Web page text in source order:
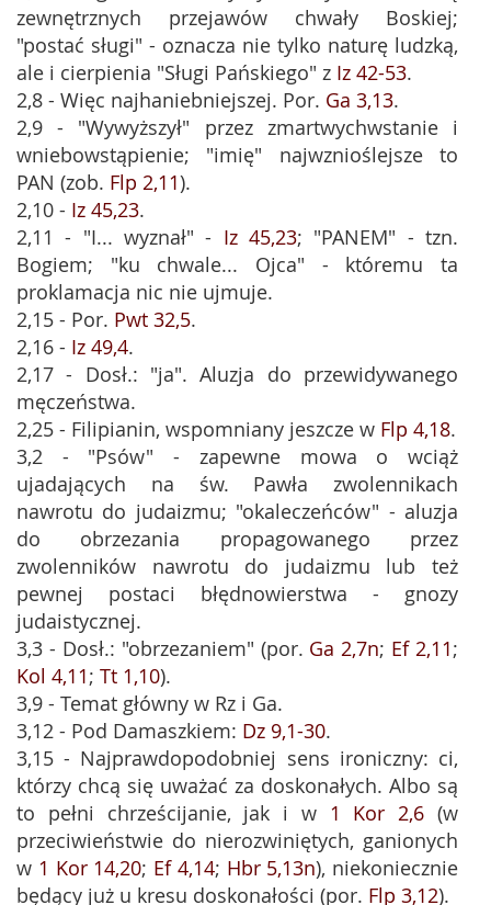
zewnętrznych przejawów chwały Boskiej;
"postać sługi" - oznacza nie tylko naturę ludzką,
ale i cierpienia "Sługi Pańskiego" z Iz 42-53.
2,8 - Więc najhaniebniejszej. Por. Ga 3,13.
2,9 - "Wywyższył" przez zmartwychwstanie i
wniebowstąpienie; "imię" najwznioślejsze to
PAN (zob. Flp 2,11).
2,10 - Iz 45,23.
2,11 - "I... wyznał" - Iz 45,23; "PANEM" - tzn.
Bogiem; "ku chwale... Ojca" - któremu ta
proklamacja nic nie ujmuje.
2,15 - Por. Pwt 32,5.
2,16 - Iz 49,4.
2,17 - Dosł.: "ja". Aluzja do przewidywanego
męczeństwa.
2,25 - Filipianin, wspomniany jeszcze w Flp 4,18.
3,2 - "Psów" - zapewne mowa o wciąż
ujadających na św. Pawła zwolennikach
nawrotu do judaizmu; "okaleczeńców" - aluzja
do obrzezania propagowanego przez
zwolenników nawrotu do judaizmu lub też
pewnej postaci błędnowierstwa - gnozy
judaistycznej.
3,3 - Dosł.: "obrzezaniem" (por. Ga 2,7n; Ef 2,11;
Kol 4,11; Tt 1,10).
3,9 - Temat główny w Rz i Ga.
3,12 - Pod Damaszkiem: Dz 9,1-30.
3,15 - Najprawdopodobniej sens ironiczny: ci,
którzy chcą się uważać za doskonałych. Albo są
to pełni chrześcijanie, jak i w 1 Kor 2,6 (w
przeciwieństwie do nierozwiniętych, ganionych
w 1 Kor 14,20; Ef 4,14; Hbr 5,13n), niekoniecznie
będący już u kresu doskonałości (por. Flp 3,12).